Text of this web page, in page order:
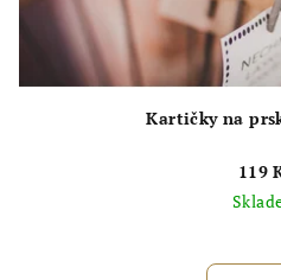
Kartičky na
119